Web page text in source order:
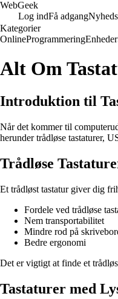
WebGeek
Log indFå adgang
Kategorier
OnlineProgrammeringEnheder
Alt Om
Introduktion til
Når det kommer til
herunder trådløse tastaturer,
Trådløse
Et trådløst tastatur giver dig
Fordele ved trådløse
Nem transportabilitet
Mindre rod på
Bedre ergonomi
Det er vigtigt at finde et
Tastaturer med